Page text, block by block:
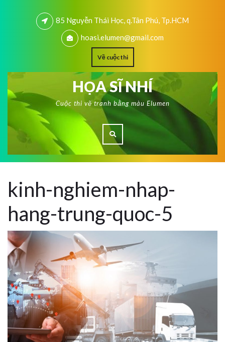
85 Nguyễn Thái Học, q.Tân Phú, Tp.HCM
hoasi.elumen@gmail.com
Về cuộc thi
HỌA SĨ NHÍ
Cuộc thi vẽ tranh bằng màu Elumen
kinh-nghiem-nhap-
hang-trung-quoc-5